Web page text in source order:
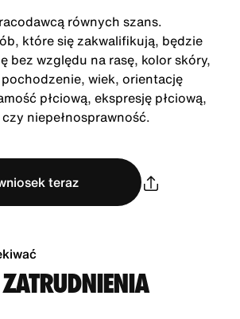
równych szans.
które się zakwalifikują, będzie
bez względu na rasę, kolor skóry,
wiek, orientację
płciową, ekspresję płciową,
niepełnosprawność.
teraz